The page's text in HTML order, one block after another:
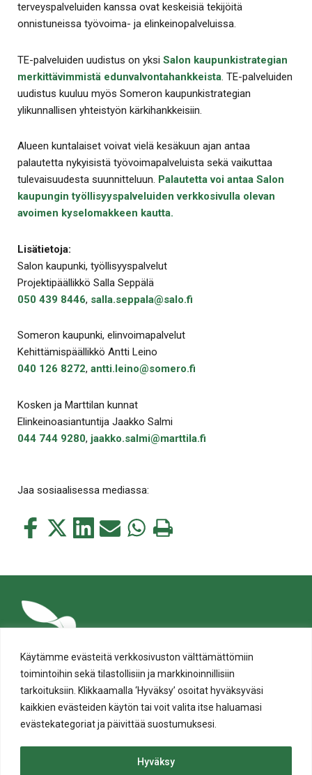
Käytämme evästeitä verkkosivuston välttämättömiin
toimintoihin sekä tilastollisiin ja markkinoinnillisiin
tarkoituksiin. Klikkaamalla ‘Hyväksy’ osoitat hyväksyväsi
kaikkien evästeiden käytön tai voit valita itse haluamasi
evästekategoriat ja päivittää suostumuksesi.
Hyväksy
terveyspalveluiden kanssa ovat keskeisiä tekijöitä
onnistuneissa työvoima- ja elinkeinopalveluissa.
TE-palveluiden uudistus on yksi Salon kaupunkistrategian
merkittävimmistä edunvalvontahankkeista . TE-palveluiden
uudistus kuuluu myös Someron kaupunkistrategian
ylikunnallisen yhteistyön kärkihankkeisiin.
Alueen kuntalaiset voivat vielä kesäkuun ajan antaa
palautetta nykyisistä työvoimapalveluista sekä vaikuttaa
tulevaisuudesta suunnitteluun. Palautetta voi antaa Salon
kaupungin työllisyyspalveluiden verkkosivulla olevan
avoimen kyselomakkeen kautta.
Lisätietoja:
Salon kaupunki, työllisyyspalvelut
Projektipäällikkö Salla Seppälä
050 439 8446, salla.seppala@salo.fi
Someron kaupunki, elinvoimapalvelut
Kehittämispäällikkö Antti Leino
040 126 8272, antti.leino@somero.fi
Kosken ja Marttilan kunnat
Elinkeinoasiantuntija Jaakko Salmi
044 744 9280, jaakko.salmi@marttila.fi
Jaa sosiaalisessa mediassa:
Jaa
Jaa
Jaa Jaa Jaa Tulosta